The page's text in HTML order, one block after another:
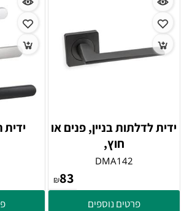
ידית לדלתות בניין, פנים או
חוץ,
DMA142
₪83
פרטים נוספים